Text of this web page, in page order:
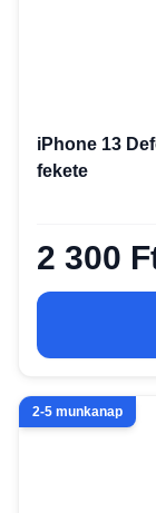
iPhone 13
fekete
2 300
2-5 munkanap